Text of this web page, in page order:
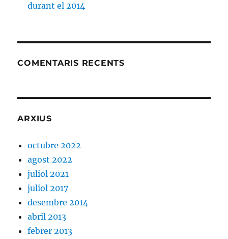
durant el 2014
COMENTARIS RECENTS
ARXIUS
octubre 2022
agost 2022
juliol 2021
juliol 2017
desembre 2014
abril 2013
febrer 2013